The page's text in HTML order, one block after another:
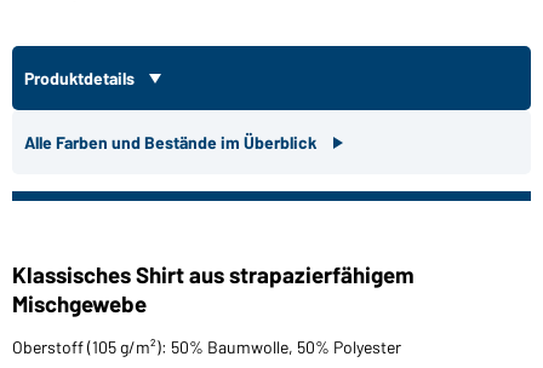
Produktdetails
Alle Farben und Bestände im Überblick
Klassisches Shirt aus strapazierfähigem
Mischgewebe
Oberstoff (105 g/m²): 50% Baumwolle, 50% Polyester